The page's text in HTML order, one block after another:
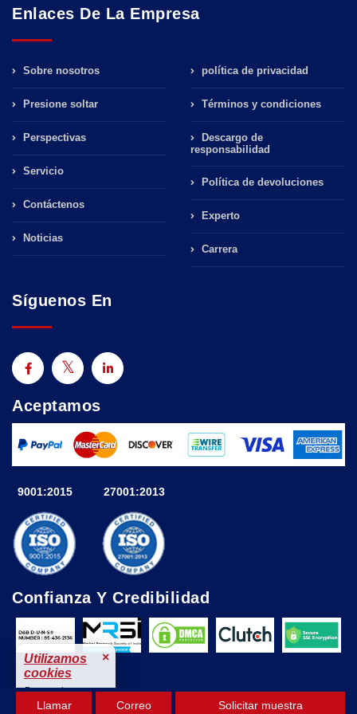
Llamar Correo Solicitar muestra
Enlaces De La Empresa
Sobre nosotros
Presione soltar
Perspectivas
Servicio
Contáctenos
Noticias
política de privacidad
Términos y condiciones
Descargo de
responsabilidad
Política de devoluciones
Experto
Carrera
Síguenos En
Aceptamos
9001:2015 27001:2013
Confianza Y Credibilidad
© 2025 Astute Analytica Todos los derechos reservados
Utilizamos
cookies
×
Para mejorar tu
experiencia.